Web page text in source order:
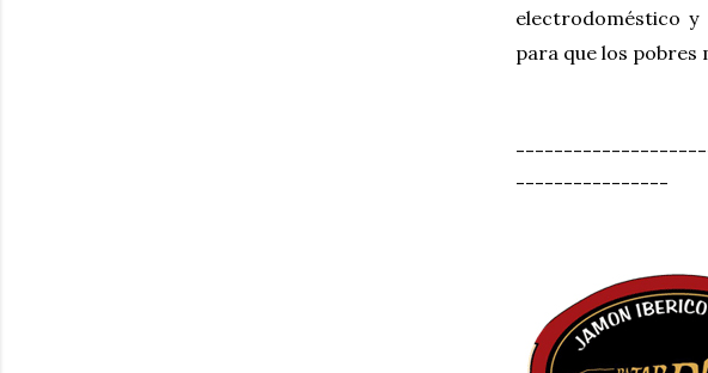
electrodoméstico
para que los pobres
----------------